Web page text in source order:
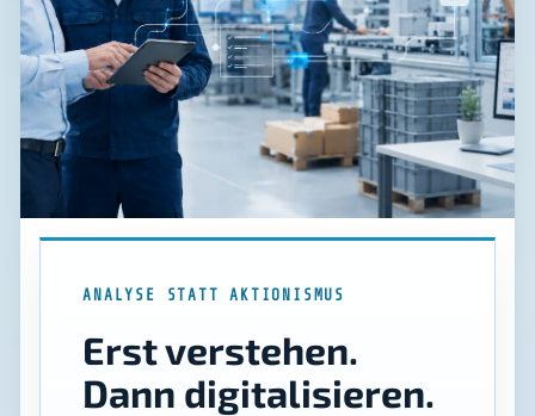
ANALYSE STATT AKTIONISMUS
Erst verstehen.
Dann digitalisieren.